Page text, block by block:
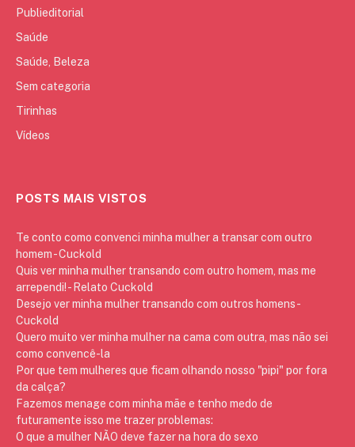
Publieditorial
Saúde
Saúde, Beleza
Sem categoria
Tirinhas
Vídeos
POSTS MAIS VISTOS
Te conto como convenci minha mulher a transar com outro
homem - Cuckold
Quis ver minha mulher transando com outro homem, mas me
arrependi! - Relato Cuckold
Desejo ver minha mulher transando com outros homens -
Cuckold
Quero muito ver minha mulher na cama com outra, mas não sei
como convencê-la
Por que tem mulheres que ficam olhando nosso "pipi" por fora
da calça?
Fazemos menage com minha mãe e tenho medo de
futuramente isso me trazer problemas:
O que a mulher NÃO deve fazer na hora do sexo